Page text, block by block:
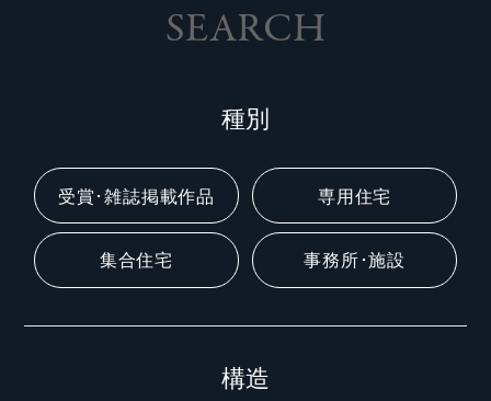
SEARCH
種別
受賞･雑誌掲載作品 専用住宅
集合住宅 事務所･施設
構造